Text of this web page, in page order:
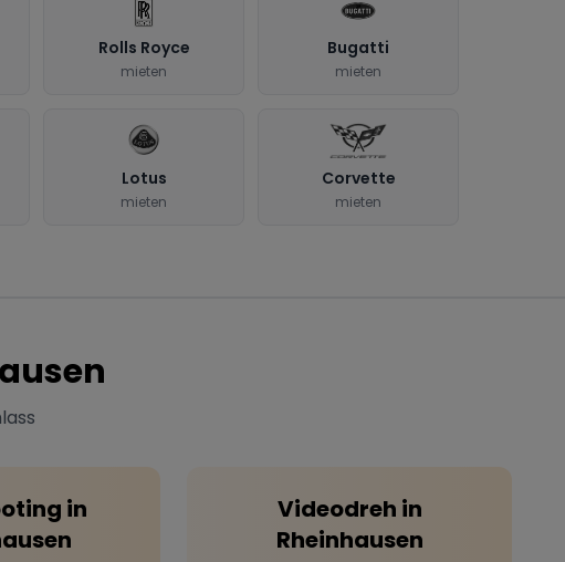
Rolls Royce
mieten
Bugatti
mieten
Lotus
mieten
Corvette
mieten
in
Videodreh in
Rheinhausen